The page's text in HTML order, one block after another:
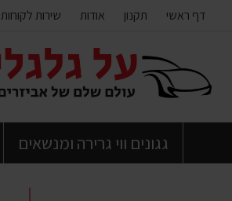
דף ראשי תקנון אודות שירות לקוחות
גגונים ווי גרירה ומנשאים